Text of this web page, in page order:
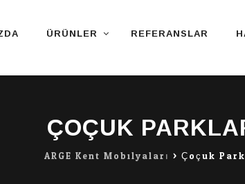
ÜRÜNLER REFERANSLAR
ÇOÇUK
ARGE Kent Mobilyaları > Çoçuk